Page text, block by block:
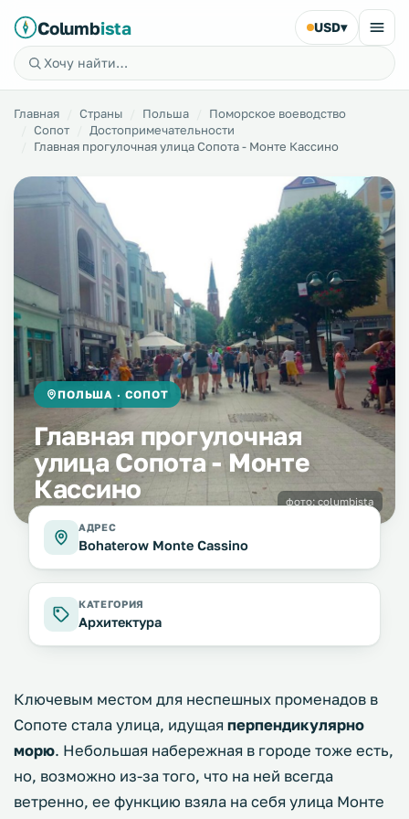
Columbista USD▾
Главная Страны Польша
Поморское воеводство
Сопот
Достопримечательности
Главная прогулочная улица Сопота - Монте Кассино
ПОЛЬША · СОПОТ
Главная прогулочная
улица Сопота - Монте
Кассино
фото: columbista
АДРЕС
Bohaterow Monte Cassino
КАТЕГОРИЯ
Архитектура
Ключевым местом для неспешных променадов в
Сопоте стала улица, идущая перпендикулярно
морю. Небольшая набережная в городе тоже есть,
но, возможно из-за того, что на ней всегда
ветренно, ее функцию взяла на себя улица Монте